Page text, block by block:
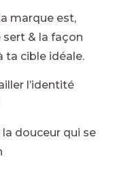
marque est,
sert & la façon
ta cible idéale.
l’identité
douceur qui se